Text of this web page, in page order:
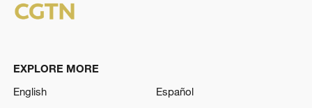
EXPLORE MORE
English
Español